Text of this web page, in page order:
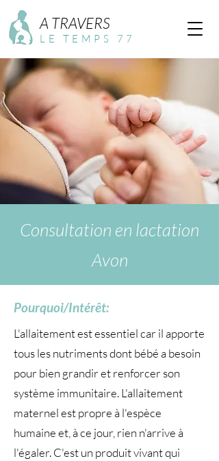
LE TEMPS 77
A TRAVERS
Consultation en lactation
Avon
Pourquoi/Intérêt:
L'allaitement est essentiel car il apporte
tous les nutriments dont bébé a besoin
pour bien grandir et renforcer son
système immunitaire. L'allaitement
maternel est propre à l'espèce
humaine et, à ce jour, rien n'arrive à
l'égaler. C'est un produit vivant qui